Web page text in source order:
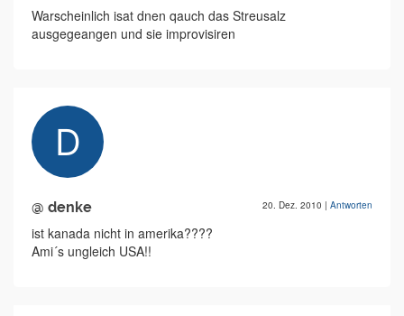
Warscheinlich isat dnen qauch das Streusalz
ausgegeangen und sie improvisiren
@ denke 20. Dez. 2010 | Antworten
ist kanada nicht in amerika????
Ami´s ungleich USA!!